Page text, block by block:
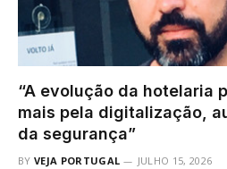
“A evolução da hotelaria
mais pela digitalização,
da segurança”
BY VEJA PORTUGAL JULHO 15, 2026